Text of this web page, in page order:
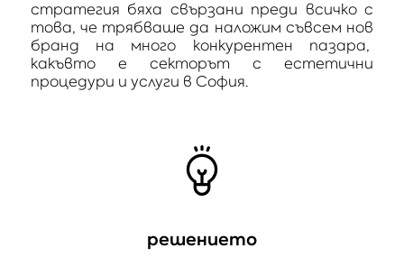
стратегия бяха свързани преди всичко с
това, че трябваше да наложим съвсем нов
бранд на много конкурентен пазара,
какъвто е секторът с естетични
процедури и услуги в София.
решението